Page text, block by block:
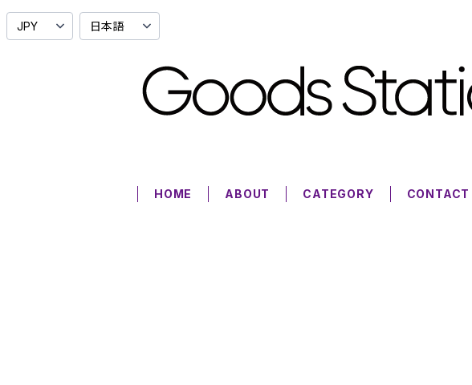
HOME ABOUT CATEGORY CONTACT